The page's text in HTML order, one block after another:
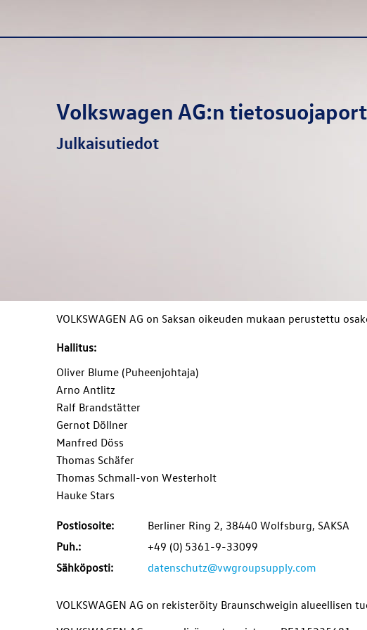
Volkswagen AG:n
Julkaisutiedot
VOLKSWAGEN AG on Saksan oikeuden mukaan perustettu
Hallitus:
Oliver Blume (Puheenjohtaja)
Arno Antlitz
Ralf Brandstätter
Gernot Döllner
Manfred Döss
Thomas Schäfer
Thomas Schmall-von Westerholt
Hauke Stars
Postiosoite:
Berliner Ring 2, 38440 Wolfsburg, SAKSA
Puh.:
+49 (0) 5361-9-33099
Sähköposti:
datenschutz@vwgroupsupply.com
VOLKSWAGEN AG on rekisteröity Braunschweigin alueellisen